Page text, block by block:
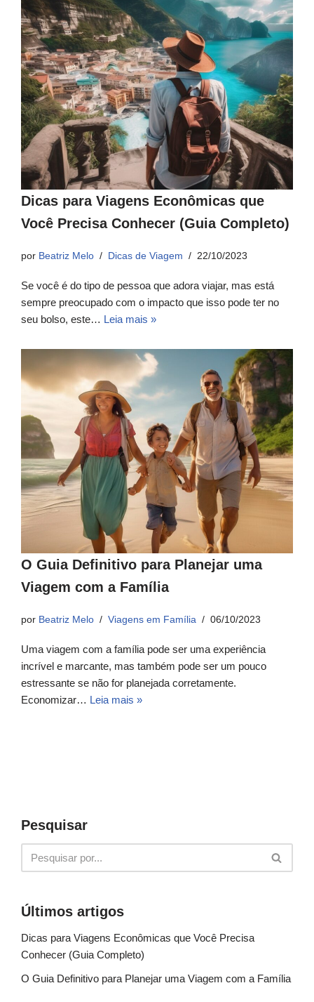
Dicas para Viagens Econômicas que
Você Precisa Conhecer (Guia Completo)
por Beatriz Melo Dicas de Viagem 22/10/2023
Se você é do tipo de pessoa que adora viajar, mas está
sempre preocupado com o impacto que isso pode ter no
seu bolso, este… Leia mais »
O Guia Definitivo para Planejar uma
Viagem com a Família
por Beatriz Melo Viagens em Família 06/10/2023
Uma viagem com a família pode ser uma experiência
incrível e marcante, mas também pode ser um pouco
estressante se não for planejada corretamente.
Economizar… Leia mais »
Pesquisar
Últimos artigos
Dicas para Viagens Econômicas que Você Precisa
Conhecer (Guia Completo)
O Guia Definitivo para Planejar uma Viagem com a Família